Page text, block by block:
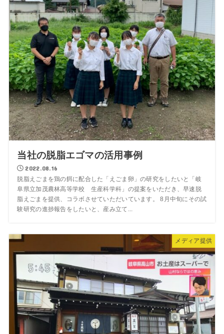
当社の脱脂エゴマの活用事例
2022.08.16
脱脂えごまを鶏の餌に配合した「えごま卵」の研究をしたいと「岐
阜県立加茂農林高等学校 生産科学科」の提案をいただき、早速脱
脂えごまを提供、コラボさせていただいています。 8月中旬にその試
験研究の進捗報告をしたいと、産み立て...
メディア提供